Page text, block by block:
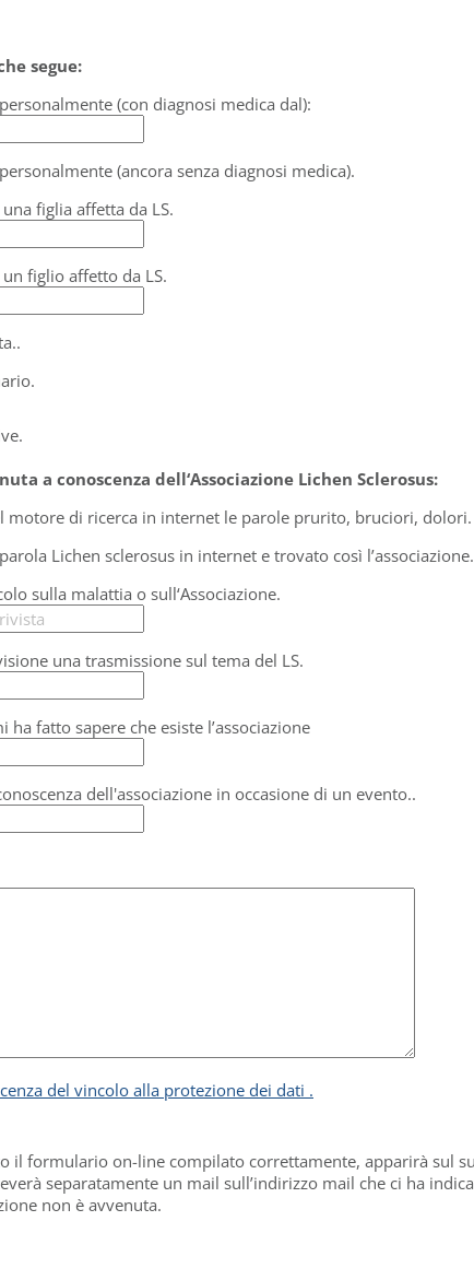
segue:
(con diagnosi medica dal):
(ancora senza diagnosi medica).
figlia affetta da LS.
figlio affetto da LS.
a conoscenza dell‘Associazione Lichen Sclerosus:
motore di ricerca in internet le parole prurito, bruciori, dolori.
Lichen sclerosus in internet e trovato così l’associazione.
sulla malattia o sull‘Associazione.
una trasmissione sul tema del LS.
ha fatto sapere che esiste l’associazione
dell'associazione in occasione di un evento..
del vincolo alla protezione dei dati .
il formulario on-line compilato correttamente, apparirà sul
separatamente un mail sull’indirizzo mail che ci ha
non è avvenuta.